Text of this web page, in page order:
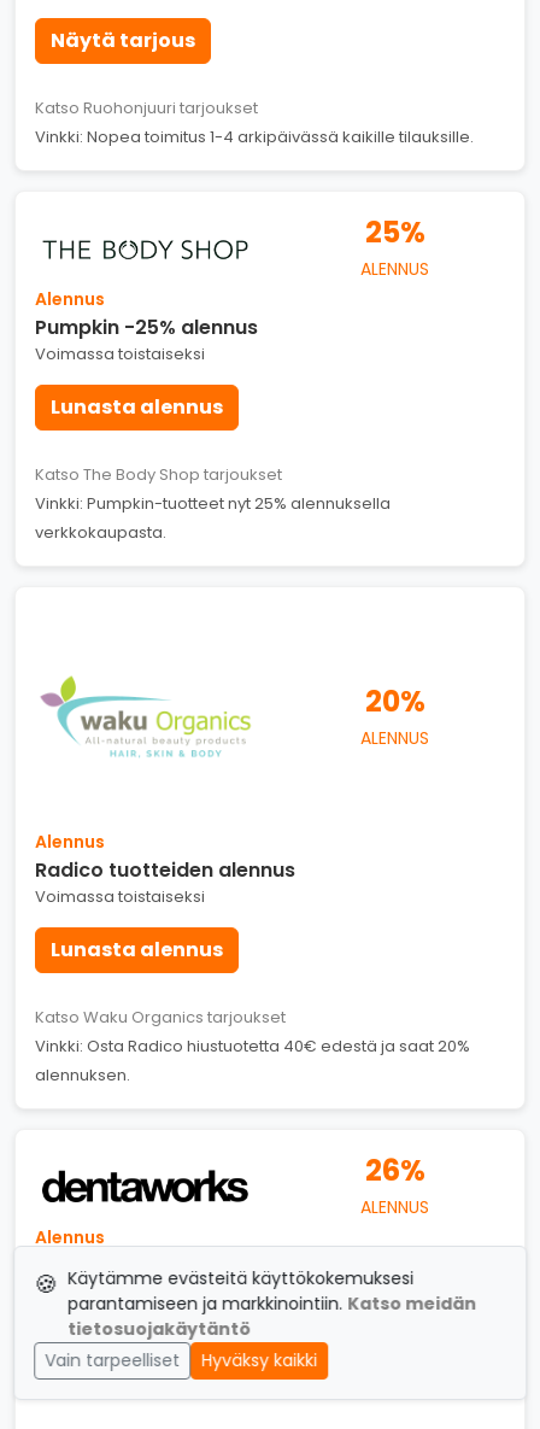
🍪 Käytämme evästeitä käyttökokemuksesi
parantamiseen ja markkinointiin. Katso meidän
tietosuojakäytäntö
Vain tarpeelliset
Hyväksy kaikki
Näytä tarjous
Katso Ruohonjuuri tarjoukset
Vinkki: Nopea toimitus 1-4 arkipäivässä kaikille tilauksille.
25%
ALENNUS
Alennus
Pumpkin -25% alennus
Voimassa toistaiseksi
Lunasta alennus
Katso The Body Shop tarjoukset
Vinkki: Pumpkin-tuotteet nyt 25% alennuksella
verkkokaupasta.
20%
ALENNUS
Alennus
Radico tuotteiden alennus
Voimassa toistaiseksi
Lunasta alennus
Katso Waku Organics tarjoukset
Vinkki: Osta Radico hiustuotetta 40€ edestä ja saat 20%
alennuksen.
26%
ALENNUS
Alennus
2 x Dentaworks Hampaiden valkaisu -26%
alennus
Voimassa toistaiseksi
Lunasta alennus